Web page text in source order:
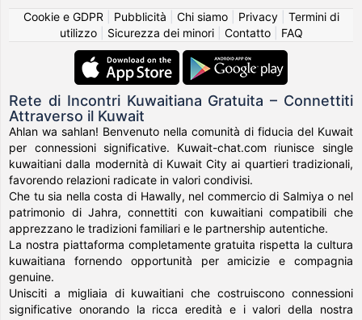
Cookie e GDPR
Pubblicità Chi siamo| Privacy| Termini di
utilizzo| Sicurezza dei minori| Contatto| FAQ
Rete di Incontri Kuwaitiana Gratuita – Connettiti
Attraverso il Kuwait
Ahlan wa sahlan! Benvenuto nella comunità di fiducia del Kuwait
per connessioni significative. Kuwait-chat.com riunisce single
kuwaitiani dalla modernità di Kuwait City ai quartieri tradizionali,
favorendo relazioni radicate in valori condivisi.
Che tu sia nella costa di Hawally, nel commercio di Salmiya o nel
patrimonio di Jahra, connettiti con kuwaitiani compatibili che
apprezzano le tradizioni familiari e le partnership autentiche.
La nostra piattaforma completamente gratuita rispetta la cultura
kuwaitiana fornendo opportunità per amicizie e compagnia
genuine.
Unisciti a migliaia di kuwaitiani che costruiscono connessioni
significative onorando la ricca eredità e i valori della nostra